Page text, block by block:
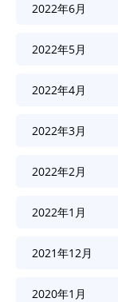
2022年6月
2022年5月
2022年4月
2022年3月
2022年2月
2022年1月
2021年12月
2020年1月